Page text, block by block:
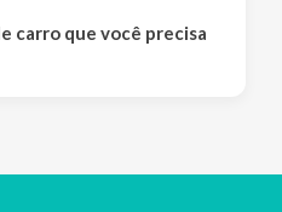
carro que você precisa